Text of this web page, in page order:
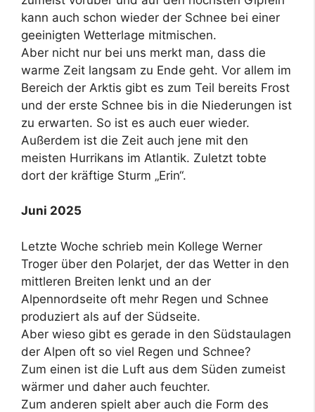
kann auch schon wieder der Schnee bei einer
geeinigten Wetterlage mitmischen.
Aber nicht nur bei uns merkt man, dass die
warme Zeit langsam zu Ende geht. Vor allem im
Bereich der Arktis gibt es zum Teil bereits Frost
und der erste Schnee bis in die Niederungen ist
zu erwarten. So ist es auch euer wieder.
Außerdem ist die Zeit auch jene mit den
meisten Hurrikans im Atlantik. Zuletzt tobte
dort der kräftige Sturm „Erin“.
Juni 2025
Letzte Woche schrieb mein Kollege Werner
Troger über den Polarjet, der das Wetter in den
mittleren Breiten lenkt und an der
Alpennordseite oft mehr Regen und Schnee
produziert als auf der Südseite.
Aber wieso gibt es gerade in den Südstaulagen
der Alpen oft so viel Regen und Schnee?
Zum einen ist die Luft aus dem Süden zumeist
wärmer und daher auch feuchter.
Zum anderen spielt aber auch die Form des